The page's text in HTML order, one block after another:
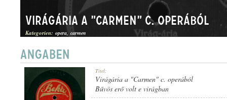
ÁRIA
Virágária a "Carmen" c. operából
Kategorien: opera carmen
Titel:
Virágária a "Carmen" c. operából
Bűvös erő volt e virágban